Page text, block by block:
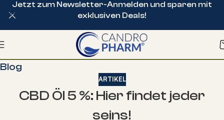
Skip to navigation
Blog
ARTIKEL
CBD Öl 5 %: Hier findet jeder
seins!
Jetzt zum Newsletter-Anmelden und sparen mit
exklusiven Deals!